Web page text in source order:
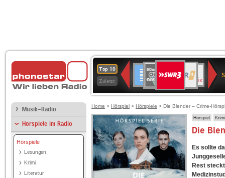
Top 10
Zuletzt
Deutschlandfunk
80er
90er
OLDIE
ANTENNE
4
KLASSIK
SWR
Kultur
NDR
2
Musik-Radio
Hörspiele im Radio
Hörspiele
Lesungen
Krimi
Literatur
Home > Hörspiel > Hörspiele > Die Blender – Crime-
Hörspiel Krimi
Die
Es sollte
Rest